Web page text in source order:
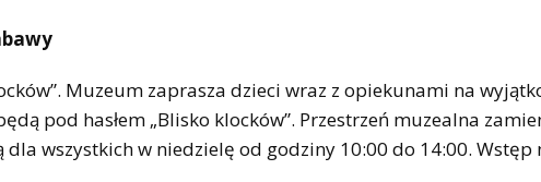
Muzeum zaprasza dzieci wraz z opiekunami na
pod hasłem „Blisko klocków”. Przestrzeń muzealna
wszystkich w niedzielę od godziny 10:00 do 14:00. Wstęp